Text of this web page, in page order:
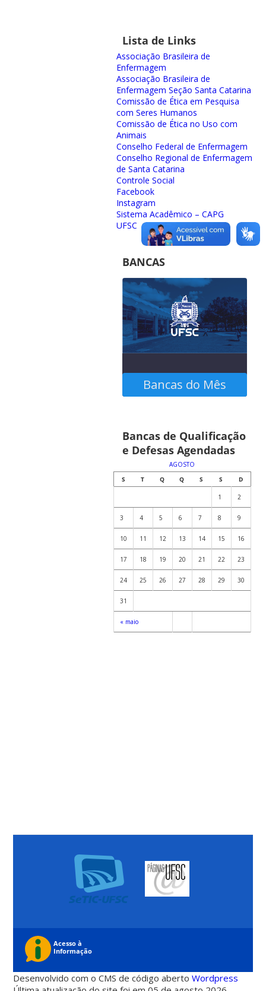
Lista de Links
Associação Brasileira de
Enfermagem
Associação Brasileira de
Enfermagem Seção Santa Catarina
Comissão de Ética em Pesquisa
com Seres Humanos
Comissão de Ética no Uso com
Animais
Conselho Federal de Enfermagem
Conselho Regional de Enfermagem
de Santa Catarina
Controle Social
Facebook
Instagram
Sistema Acadêmico – CAPG
UFSC
BANCAS
Bancas do Mês
Confira as bancas
agendadas no calendário
abaixo
Bancas de Qualificação
e Defesas Agendadas
AGOSTO
S
T Q Q S S D
« maio
1 2
3 4 5 6 7 8 9
10 11 12 13 14 15 16
17 18 19 20 21 22 23
24 25 26 27 28 29 30
31
Desenvolvido com o CMS de código abertoWordpress